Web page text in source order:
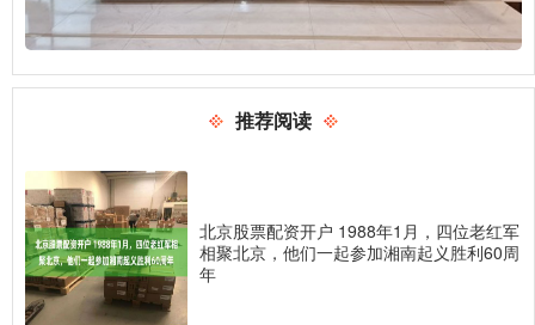
推荐阅读
北京股票配资开户 1988年1月，四位老红军
相聚北京，他们一起参加湘南起义胜利60周
年